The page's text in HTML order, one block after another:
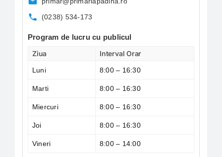
(0238) 534-173
Program de lucru cu publicul
Ziua
Interval Orar
Luni 8:00 – 16:30
Marti 8:00 – 16:30
Miercuri 8:00 – 16:30
Joi 8:00 – 16:30
Vineri 8:00 – 14:00